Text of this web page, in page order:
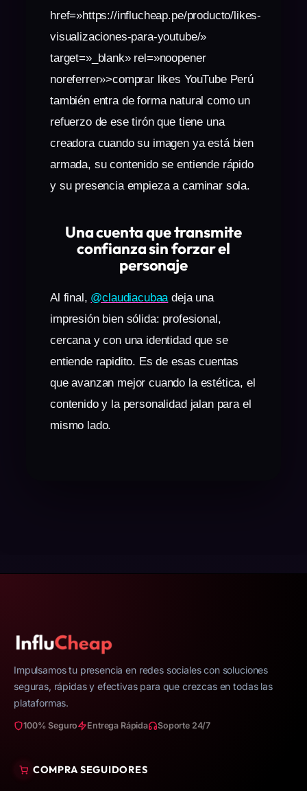
href=»https://influcheap.pe/producto/likes-
visualizaciones-para-youtube/»
target=»_blank» rel=»noopener
noreferrer»>comprar likes YouTube Perú
también entra de forma natural como un
refuerzo de ese tirón que tiene una
creadora cuando su imagen ya está bien
armada, su contenido se entiende rápido
y su presencia empieza a caminar sola.
Una cuenta que transmite
confianza sin forzar el
personaje
Al final, @claudiacubaadeja una
impresión bien sólida: profesional,
cercana y con una identidad que se
entiende rapidito. Es de esas cuentas
que avanzan mejor cuando la estética, el
contenido y la personalidad jalan para el
mismo lado.
Impulsamos tu presencia en redes sociales con soluciones
seguras, rápidas y efectivas para que crezcas en todas las
plataformas.
100% Seguro Entrega Rápida Soporte 24/7
COMPRA SEGUIDORES